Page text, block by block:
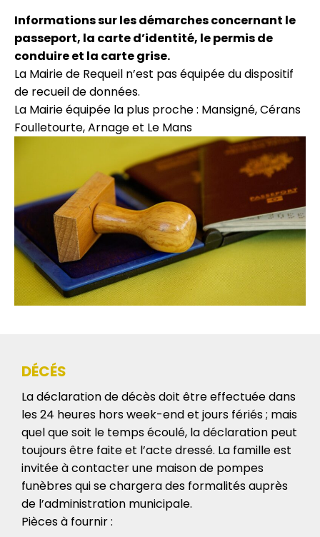
Informations sur les démarches concernant le
passeport, la carte d’identité, le permis de
conduire et la carte grise.
La Mairie de Requeil n’est pas équipée du dispositif
de recueil de données.
La Mairie équipée la plus proche : Mansigné, Cérans
Foulletourte, Arnage et Le Mans
DÉCÉS
La déclaration de décès doit être effectuée dans
les 24 heures hors week-end et jours fériés ; mais
quel que soit le temps écoulé, la déclaration peut
toujours être faite et l’acte dressé. La famille est
invitée à contacter une maison de pompes
funèbres qui se chargera des formalités auprès
de l’administration municipale.
Pièces à fournir :